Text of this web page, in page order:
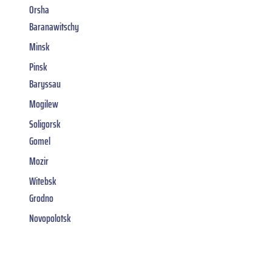
Orsha
Baranawitschy
Minsk
Pinsk
Baryssau
Mogilew
Soligorsk
Gomel
Mozir
Witebsk
Grodno
Novopolotsk